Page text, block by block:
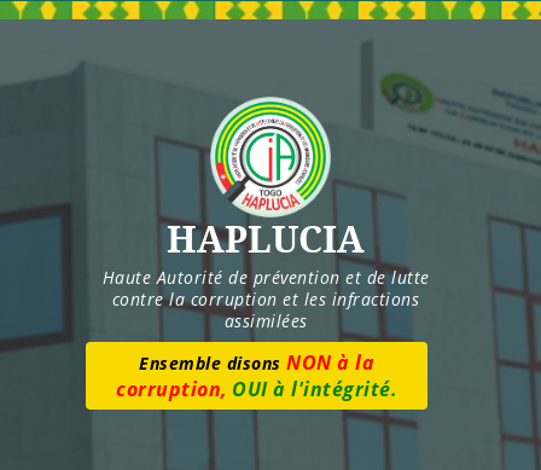
Skip
content
HAPLUCIA
Haute Autorité de prévention et de lutte
contre la corruption et les infractions
assimilées
Ensemble disonsNON à la
corruption, OUI à l'intégrité.